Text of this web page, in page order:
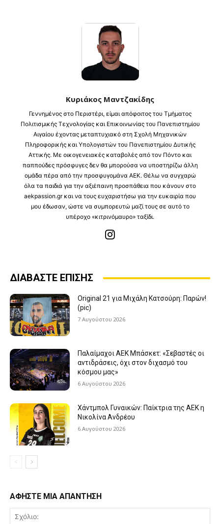
Κυριάκος Μαντζακίδης
Γεννημένος στο Περιστέρι, είμαι απόφοιτος του Τμήματος
Πολιτισμικής Τεχνολογίας και Επικοινωνίας του Πανεπιστημίου
Αιγαίου έχοντας μεταπτυχιακό στη Σχολή Μηχανικών
Πληροφορικής και Υπολογιστών του Πανεπιστημίου Δυτικής
Αττικής. Με οικογενειακές καταβολές από τον Πόντο και
παππούδες πρόσφυγες δεν θα μπορούσα να υποστηρίζω άλλη
ομάδα πέρα από την προσφυγομάνα ΑΕΚ. Θέλω να συγχαρώ
όλα τα παιδιά για την αξιέπαινη προσπάθεια που κάνουν στο
aekpassion.gr και να τους ευχαριστήσω για την ευκαιρία που
μου έδωσαν, ώστε να συμπορευτώ μαζί τους σε αυτό το
υπέροχο «κιτρινόμαυρο» ταξίδι.
ΔΙΑΒΑΣΤΕ ΕΠΙΣΗΣ
Original 21 για Μιχάλη Κατσούρη: Παρών!
(pic)
7 Αυγούστου 2026
Παλαίμαχοι ΑΕΚ Μπάσκετ: «Σεβαστές οι
αντιδράσεις, όχι στον διχασμό του
κόσμου μας»
6 Αυγούστου 2026
Χάντμπολ Γυναικών: Παίκτρια της ΑΕΚ η
Νικολίνα Ανδρέου
6 Αυγούστου 2026
ΑΦΗΣΤΕ ΜΙΑ ΑΠΑΝΤΗΣΗ